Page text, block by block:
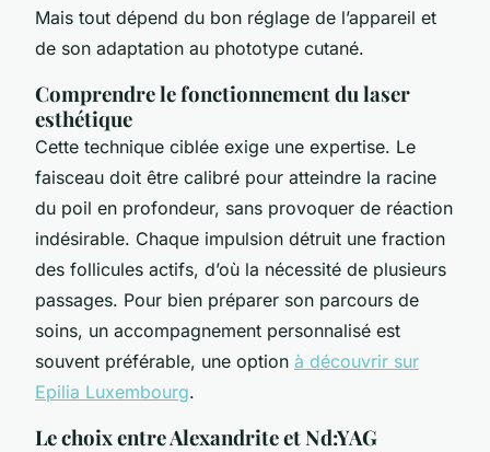
Mais tout dépend du bon réglage de l’appareil et
de son adaptation au phototype cutané.
Comprendre le fonctionnement du laser
esthétique
Cette technique ciblée exige une expertise. Le
faisceau doit être calibré pour atteindre la racine
du poil en profondeur, sans provoquer de réaction
indésirable. Chaque impulsion détruit une fraction
des follicules actifs, d’où la nécessité de plusieurs
passages. Pour bien préparer son parcours de
soins, un accompagnement personnalisé est
souvent préférable, une option à découvrir sur
Epilia Luxembourg.
Le choix entre Alexandrite et Nd:YAG